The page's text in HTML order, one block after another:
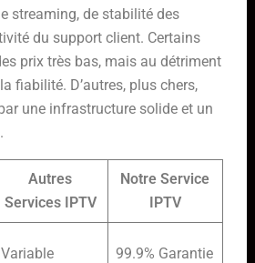
streaming, de stabilité des
du support client. Certains
prix très bas, mais au détriment
fiabilité. D’autres, plus chers,
une infrastructure solide et un
Autres
Services IPTV
Notre Service
IPTV
Variable 99.9% Garantie